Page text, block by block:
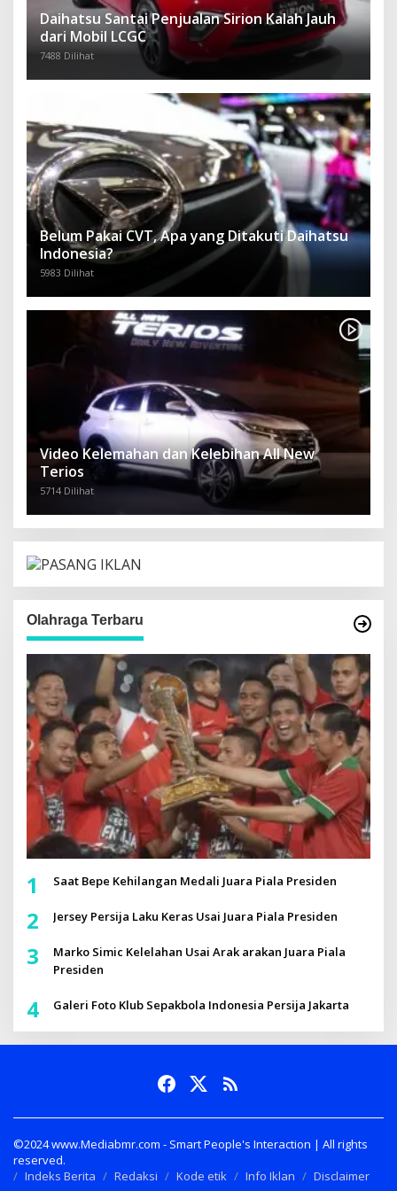
Daihatsu Santai Penjualan Sirion Kalah Jauh
dari Mobil LCGC
7488 Dilihat
Belum Pakai CVT, Apa yang Ditakuti Daihatsu
Indonesia?
5983 Dilihat
Video Kelemahan dan Kelebihan All New
Terios
5714 Dilihat
Olahraga Terbaru
1 Saat Bepe Kehilangan Medali Juara Piala Presiden
2 Jersey Persija Laku Keras Usai Juara Piala Presiden
3
Marko Simic Kelelahan Usai Arak arakan Juara Piala
Presiden
4 Galeri Foto Klub Sepakbola Indonesia Persija Jakarta
©2024 www.Mediabmr.com - Smart People's Interaction | All rights
reserved.
Indeks Berita
Redaksi Kode etik Info Iklan Disclaimer